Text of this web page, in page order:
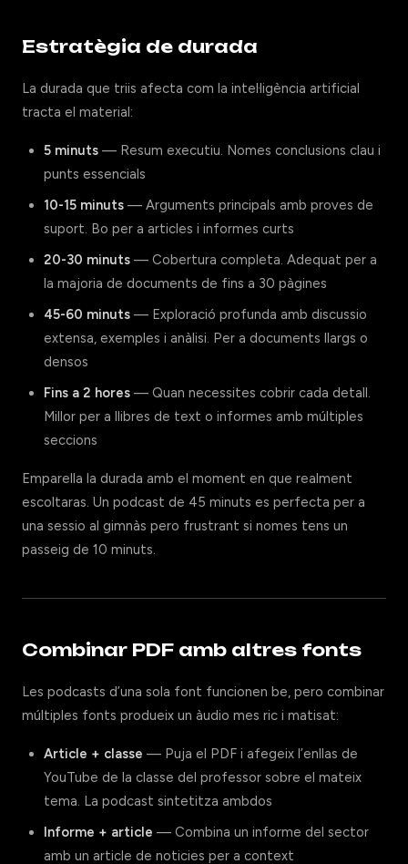
Estratègia de durada
La durada que triis afecta com la intel·ligència artificial
tracta el material:
5 minuts — Resum executiu. Nomes conclusions clau i
punts essencials
10-15 minuts — Arguments principals amb proves de
suport. Bo per a articles i informes curts
20-30 minuts — Cobertura completa. Adequat per a
la majoria de documents de fins a 30 pàgines
45-60 minuts — Exploració profunda amb discussio
extensa, exemples i anàlisi. Per a documents llargs o
densos
Fins a 2 hores — Quan necessites cobrir cada detall.
Millor per a llibres de text o informes amb múltiples
seccions
Emparella la durada amb el moment en que realment
escoltaras. Un podcast de 45 minuts es perfecta per a
una sessio al gimnàs pero frustrant si nomes tens un
passeig de 10 minuts.
Combinar PDF amb altres fonts
Les podcasts d’una sola font funcionen be, pero combinar
múltiples fonts produeix un àudio mes ric i matisat:
Article + classe — Puja el PDF i afegeix l’enllas de
YouTube de la classe del professor sobre el mateix
tema. La podcast sintetitza ambdos
Informe + article — Combina un informe del sector
amb un article de noticies per a context